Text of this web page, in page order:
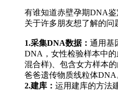
有谁知道赤壁孕期DNA
关于许多朋友想了解的问
1.采集DNA数据： 通用基
DNA，女性检验样本中
混合样)、包含女方样本
爸爸遗传物质线粒体DNA
2.建库： 运用建库的方法